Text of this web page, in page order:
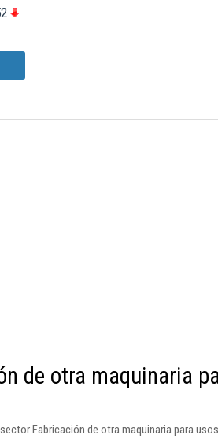
de otra maquinaria
Fabricación de otra maquinaria para